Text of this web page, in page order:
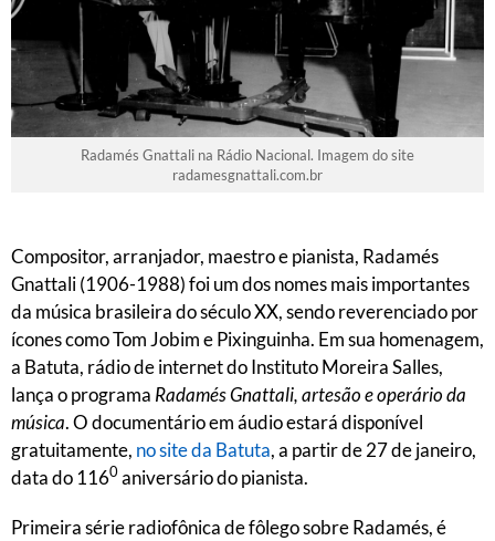
Radamés Gnattali na Rádio Nacional. Imagem do site
radamesgnattali.com.br
Compositor, arranjador, maestro e pianista, Radamés
Gnattali (1906-1988) foi um dos nomes mais importantes
da música brasileira do século XX, sendo reverenciado por
ícones como Tom Jobim e Pixinguinha. Em sua homenagem,
a Batuta, rádio de internet do Instituto Moreira Salles,
lança o programa Radamés Gnattali, artesão e operário da
música. O documentário em áudio estará disponível
gratuitamente, no site da Batuta, a partir de 27 de janeiro,
data do 1160aniversário do pianista.
Primeira série radiofônica de fôlego sobre Radamés, é